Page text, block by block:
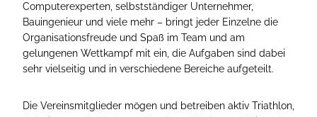
Computerexperten, selbstständiger Unternehmer,
Bauingenieur und viele mehr – bringt jeder Einzelne die
Organisationsfreude und Spaß im Team und am
gelungenen Wettkampf mit ein, die Aufgaben sind dabei
sehr vielseitig und in verschiedene Bereiche aufgeteilt.
Die Vereinsmitglieder mögen und betreiben aktiv Triathlon,